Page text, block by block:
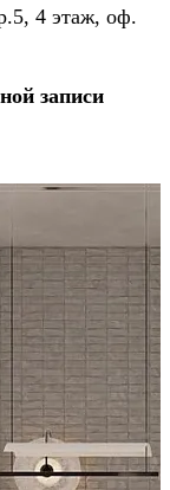
4 этаж, оф.
записи